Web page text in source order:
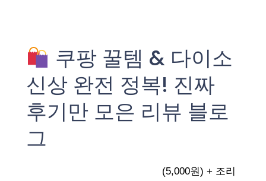
쿠팡 꿀템 & 다이소
신상 완전 정복! 진짜
후기만 모은 리뷰 블로
그
(5,000원) + 조리